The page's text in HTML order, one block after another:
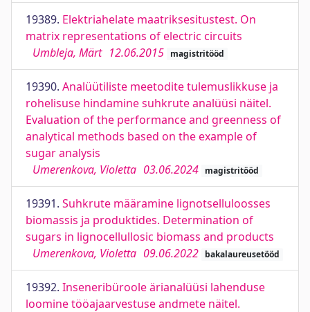
19389. Elektriahelate maatriksesitustest. On
matrix representations of electric circuits
Umbleja, Märt 12.06.2015 magistritööd
19390. Analüütiliste meetodite tulemuslikkuse ja
rohelisuse hindamine suhkrute analüüsi näitel.
Evaluation of the performance and greenness of
analytical methods based on the example of
sugar analysis
Umerenkova, Violetta 03.06.2024 magistritööd
19391. Suhkrute määramine lignotselluloosses
biomassis ja produktides. Determination of
sugars in lignocellullosic biomass and products
Umerenkova, Violetta 09.06.2022 bakalaureusetööd
19392. Inseneribüroole ärianalüüsi lahenduse
loomine tööajaarvestuse andmete näitel.